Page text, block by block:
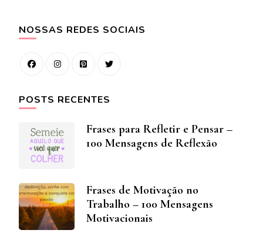
NOSSAS REDES SOCIAIS
POSTS RECENTES
Frases para Refletir e Pensar –
100 Mensagens de Reflexão
Frases de Motivação no
Trabalho – 100 Mensagens
Motivacionais